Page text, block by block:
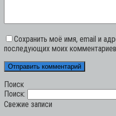
Сохранить моё имя, email и
последующих моих
Поиск
Поиск:
Свежие записи